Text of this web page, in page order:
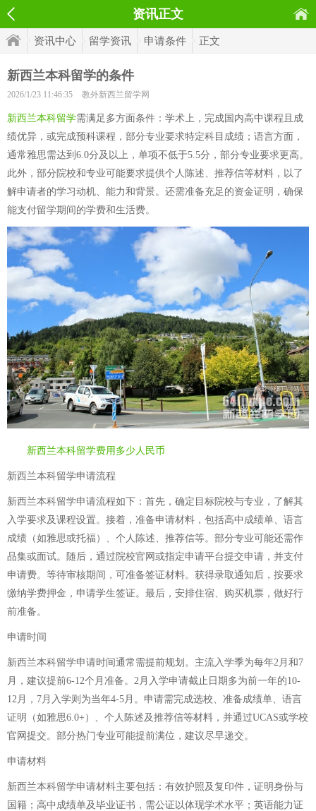
资讯正文
资讯中心 留学资讯 申请条件 正文
新西兰本科留学的条件
2026/1/23 11:46:35 教外新西兰留学网
新西兰本科留学需满足多方面条件：学术上，完成国内高中课程且成
绩优异，或完成预科课程，部分专业要求特定科目成绩；语言方面，
通常雅思需达到6.0分及以上，单项不低于5.5分，部分专业要求更高。
此外，部分院校和专业可能要求提供个人陈述、推荐信等材料，以了
解申请者的学习动机、能力和背景。还需准备充足的资金证明，确保
能支付留学期间的学费和生活费。
新西兰本科留学费用多少人民币
新西兰本科留学申请流程
新西兰本科留学申请流程如下：首先，确定目标院校与专业，了解其
入学要求及课程设置。接着，准备申请材料，包括高中成绩单、语言
成绩（如雅思或托福）、个人陈述、推荐信等。部分专业可能还需作
品集或面试。随后，通过院校官网或指定申请平台提交申请，并支付
申请费。等待审核期间，可准备签证材料。获得录取通知后，按要求
缴纳学费押金，申请学生签证。最后，安排住宿、购买机票，做好行
前准备。
申请时间
新西兰本科留学申请时间通常需提前规划。主流入学季为每年2月和7
月，建议提前6-12个月准备。2月入学申请截止日期多为前一年的10-
12月，7月入学则为当年4-5月。申请需完成选校、准备成绩单、语言
证明（如雅思6.0+）、个人陈述及推荐信等材料，并通过UCAS或学校
官网提交。部分热门专业可能提前满位，建议尽早递交。
申请材料
新西兰本科留学申请材料主要包括：有效护照及复印件，证明身份与
国籍；高中成绩单及毕业证书，需公证以体现学术水平；英语能力证